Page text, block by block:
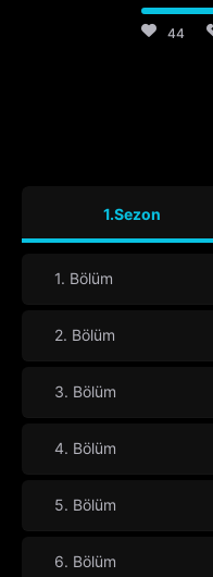
44
1.Sezon
1. Bölüm
2. Bölüm
3. Bölüm
4. Bölüm
5. Bölüm
6. Bölüm